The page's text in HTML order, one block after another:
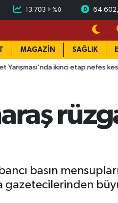
13.703 %0
MAGAZİN SAĞLIK
ikinci etap nefes kesti
basın
gazetecilerinden